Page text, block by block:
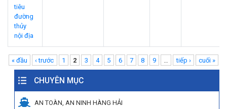
tiêu
đường
thủy
nội địa
Pages
« đầu ‹ trước 1 2 3 4 5 6 7 8 9 tiếp › cuối »
CHUYÊN MỤC
AN TOÀN, AN NINH HÀNG HẢI